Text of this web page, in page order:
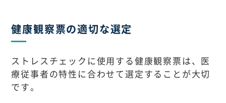
健康観察票の適切な選定
ストレスチェックに使用する健康観察票は、医
療従事者の特性に合わせて選定することが大切
です。